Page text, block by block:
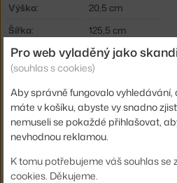
Výška:
20,5 cm
Šířka:
125,5 cm
Velikost svítidla:
velké (nad 50 cm)
Barva:
bílá
Materiál:
lakovaná ocel
Délka kabelu:
3 m
Hlavní materiál:
kov
Patice / zdroj:
GU10
Pro web vyladěný jako
(souhlas s cookies)
Aby správně fungovalo
máte v košíku, abyste vy snadno
nemuseli se pokaždé přihlašovat,
nevhodnou reklamou.
K tomu potřebujeme váš souhlas
cookies. Děkujeme.